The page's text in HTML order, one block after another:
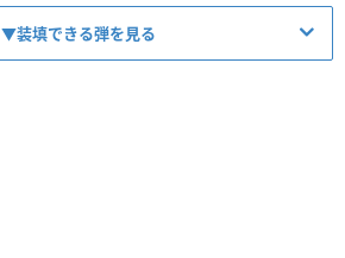
▼装填できる弾を見る